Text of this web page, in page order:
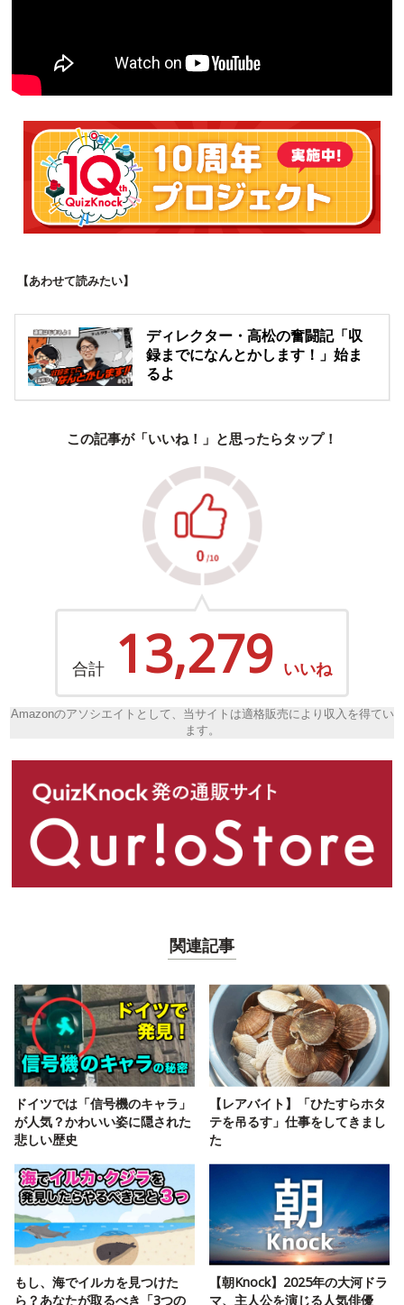
【あわせて読みたい】
ディレクター・高松の奮闘記「収
録までになんとかします！」始ま
るよ
この記事が「いいね！」と思ったらタップ！
合計 13,279 いいね
Amazonのアソシエイトとして、当サイトは適格販売により収入を得てい
ます。
関連記事
ドイツでは「信号機のキャラ」
が人気？かわいい姿に隠された
悲しい歴史
【レアバイト】「ひたすらホタ
テを吊るす」仕事をしてきまし
た
もし、海でイルカを見つけた
ら？あなたが取るべき「3つの
【朝Knock】2025年の大河ドラ
マ、主人公を演じる人気俳優